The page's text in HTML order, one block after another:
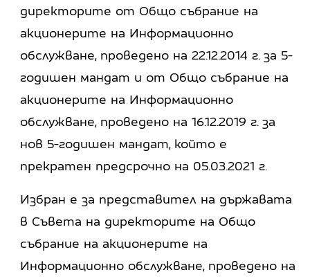
директорите от Общо събрание на
акционерите на Информационно
обслужване, проведено на 22.12.2014 г. за 5-
годишен мандат и от Общо събрание на
акционерите на Информационно
обслужване, проведено на 16.12.2019 г. за
нов 5-годишен мандат, който е
прекратен предсрочно на 05.03.2021 г.
Избран е за представител на държавата
в Съвета на директорите на Общо
събрание на акционерите на
Информационно обслужване, проведено на